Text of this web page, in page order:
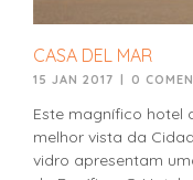
CASA DEL MAR
15 JAN 2017 | 0
Este magnífico hotel
melhor vista da
vidro apresentam